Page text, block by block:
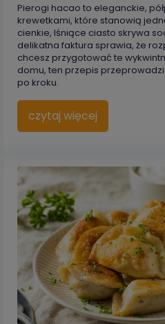
Pierogi hacao to eleganckie,
krewetkami, które stanowią
cienkie, lśniące ciasto skrywa
delikatna faktura sprawia, że
chcesz przygotować te
domu, ten przepis
po kroku.
czytaj więcej